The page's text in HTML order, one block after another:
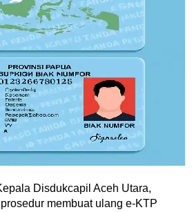
Disdukcapil Aceh Utara,
membuat ulang e-KTP